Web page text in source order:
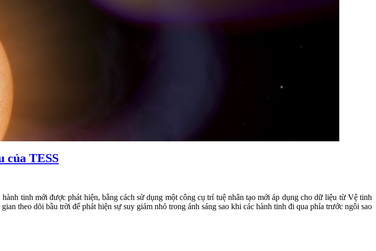
của TESS
tinh mới được phát hiện, bằng cách sử dụng một công cụ trí tuệ nhân tạo mới áp dụng cho dữ liệu từ Vệ tinh
theo dõi bầu trời để phát hiện sự suy giảm nhỏ trong ánh sáng sao khi các hành tinh đi qua phía trước ngôi sao